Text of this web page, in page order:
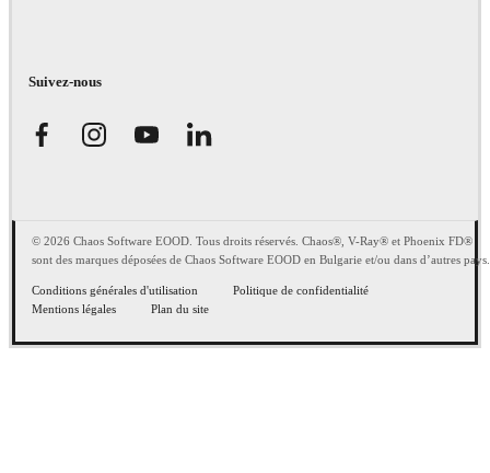
Suivez-nous
© 2026 Chaos Software EOOD. Tous droits réservés. Chaos®, V-Ray® et Phoenix FD®
sont des marques déposées de Chaos Software EOOD en Bulgarie et/ou dans d’autres pays.
Conditions générales d'utilisation
Politique de confidentialité
Mentions légales
Plan du site